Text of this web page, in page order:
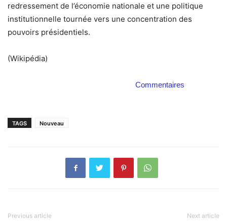
redressement de l’économie nationale et une politique
institutionnelle tournée vers une concentration des
pouvoirs présidentiels.
(Wikipédia)
Commentaires
TAGS Nouveau
Previous article Next article